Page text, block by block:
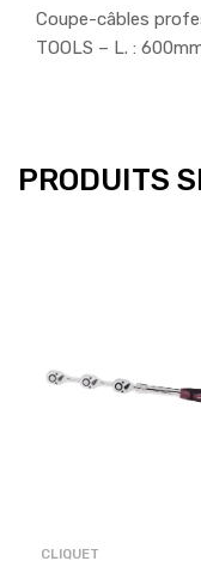
Coupe-câbles
TOOLS – L. :
PRODUITS
CLIQUET